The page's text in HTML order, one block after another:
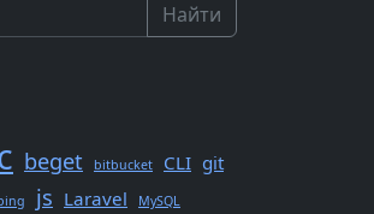
Найти
beget bitbucket CLI git
js Laravel MySQL